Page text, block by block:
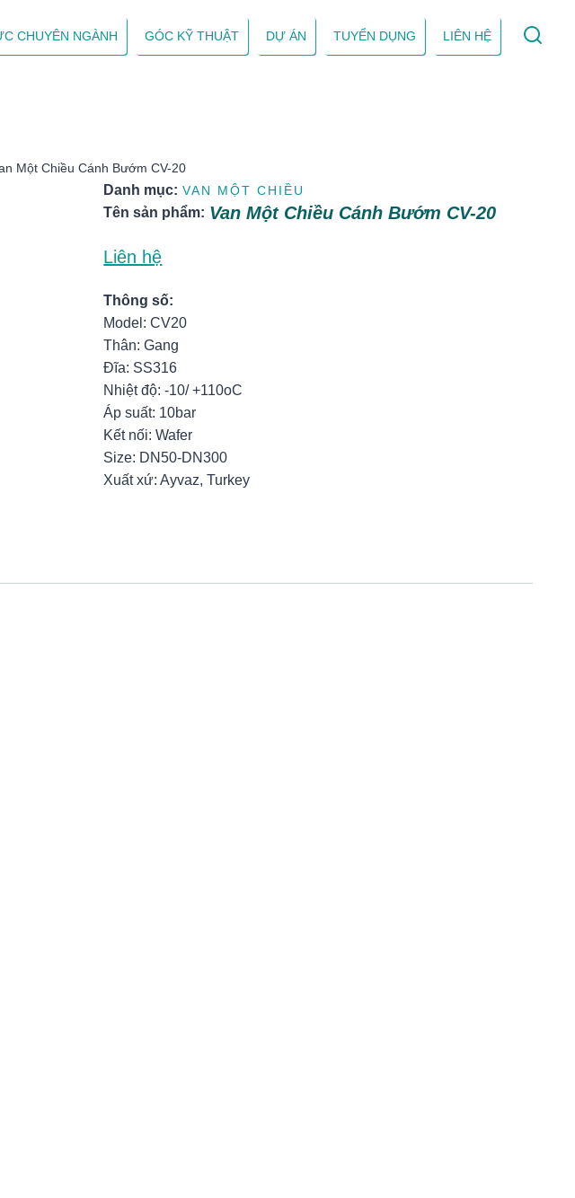
CHUYÊN NGÀNH GÓC KỸ THUẬT DỰ ÁN TUYỂN DỤNG LIÊN HỆ
Một Chiều Cánh Bướm CV-20
Danh mục: VAN MỘT CHIỀU
Tên sản phẩm: Van Một Chiều Cánh Bướm CV-20
Liên hệ
Thông số:
Model: CV20
Thân: Gang
Đĩa: SS316
Nhiệt độ: -10/ +110oC
Áp suất: 10bar
Kết nối: Wafer
Size: DN50-DN300
Xuất xứ: Ayvaz, Turkey